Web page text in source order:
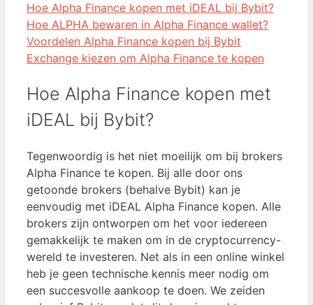
Hoe Alpha Finance kopen met iDEAL bij Bybit?
Hoe ALPHA bewaren in Alpha Finance wallet?
Voordelen Alpha Finance kopen bij Bybit
Exchange kiezen om Alpha Finance te kopen
Hoe Alpha Finance kopen met
iDEAL bij Bybit?
Tegenwoordig is het niet moeilijk om bij brokers
Alpha Finance te kopen. Bij alle door ons
getoonde brokers (behalve Bybit) kan je
eenvoudig met iDEAL Alpha Finance kopen. Alle
brokers zijn ontworpen om het voor iedereen
gemakkelijk te maken om in de cryptocurrency-
wereld te investeren. Net als in een online winkel
heb je geen technische kennis meer nodig om
een ​​succesvolle aankoop te doen. We zeiden